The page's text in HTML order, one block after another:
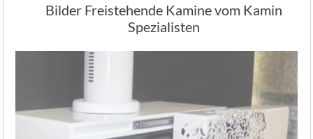
Bilder Freistehende Kamine vom Kamin
Spezialisten